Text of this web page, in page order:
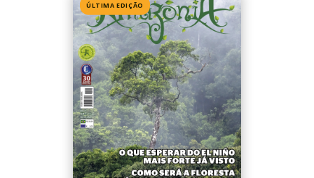
ÚLTIMA EDIÇÃO